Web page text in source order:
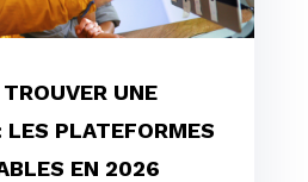
UNE
LES PLATEFORMES
EN 2026